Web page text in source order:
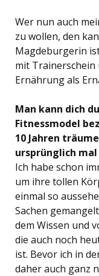
Wer nun auch
zu wollen, den
Magdeburgerin
mit Trainerschein
Ernährung als
Man kann dich
Fitnessmodel
10 Jahren
ursprünglich
Ich habe schon
um ihre tollen
einmal so
Sachen
dem Wissen und
die auch noch
ist. Bevor ich in
daher auch ganz